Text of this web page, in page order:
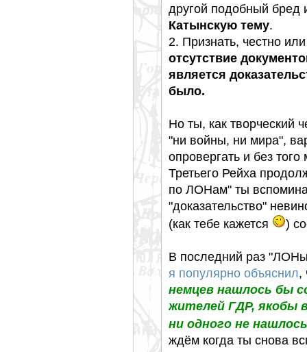
другой подобный бред
Катынскую тему.
2. Признать, честно
отсутствие
является
было.
Но ты, как творческий
"ни войны, ни мира",
опровергать и без
Третьего Рейха
по ЛОНам" ты
"доказательство"
(как тебе кажется
)
В последний раз
я популярно объяснил,
немцев нашлось бы
жителей ГДР, якобы
ни одного не
ждём когда ты снова